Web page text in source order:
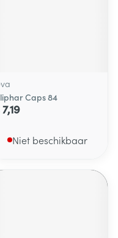
Caps 84
Niet beschikbaar